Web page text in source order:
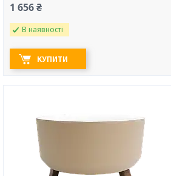
1 656 ₴
В наявності
КУПИТИ